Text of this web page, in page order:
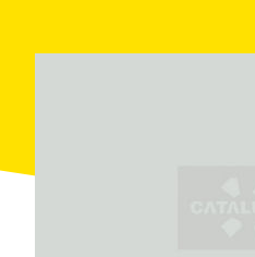
каждом году вина.